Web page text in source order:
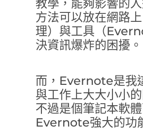
教學，能夠影響的
方法可以放在網路
理）與工具（
決資訊爆炸的困擾。
而，Evernote是我
與工作上大大小小
不過是個筆記本軟
Evernote強大的功